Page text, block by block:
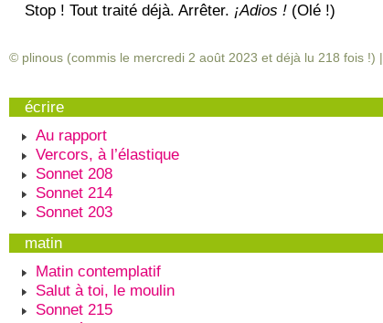
Stop ! Tout traité déjà. Arrêter. ¡Adios ! (Olé !)
© plinous (commis le mercredi 2 août 2023 et déjà lu 218 fois !) |
écrire
Au rapport
Vercors, à l’élastique
Sonnet 208
Sonnet 214
Sonnet 203
matin
Matin contemplatif
Salut à toi, le moulin
Sonnet 215